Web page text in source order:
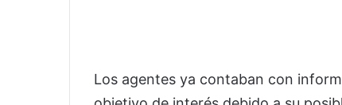
Los agentes ya contaban con